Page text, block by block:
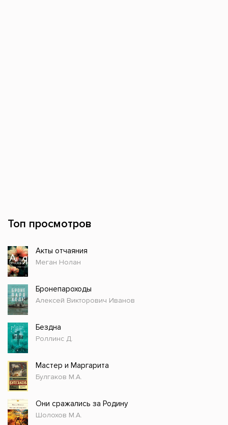
Топ просмотров
Акты отчаяния
Меган Нолан
Бронепароходы
Алексей Викторович Иванов
Бездна
Роллинс Д.
Мастер и Маргарита
Булгаков М.А.
Они сражались за Родину
Шолохов М.А.